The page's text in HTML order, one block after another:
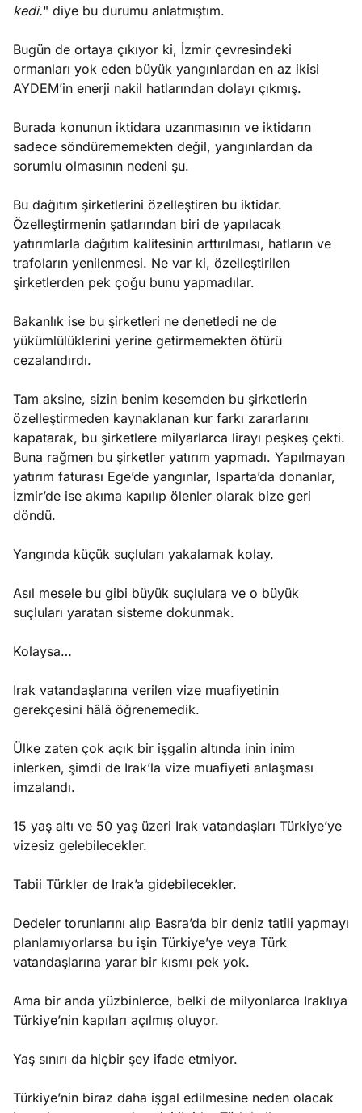
kedi." diye bu durumu anlatmıştım.
Bugün de ortaya çıkıyor ki, İzmir çevresindeki
ormanları yok eden büyük yangınlardan en az ikisi
AYDEM’in enerji nakil hatlarından dolayı çıkmış.
Burada konunun iktidara uzanmasının ve iktidarın
sadece söndürememekten değil, yangınlardan da
sorumlu olmasının nedeni şu.
Bu dağıtım şirketlerini özelleştiren bu iktidar.
Özelleştirmenin şatlarından biri de yapılacak
yatırımlarla dağıtım kalitesinin arttırılması, hatların ve
trafoların yenilenmesi. Ne var ki, özelleştirilen
şirketlerden pek çoğu bunu yapmadılar.
Bakanlık ise bu şirketleri ne denetledi ne de
yükümlülüklerini yerine getirmemekten ötürü
cezalandırdı.
Tam aksine, sizin benim kesemden bu şirketlerin
özelleştirmeden kaynaklanan kur farkı zararlarını
kapatarak, bu şirketlere milyarlarca lirayı peşkeş çekti.
Buna rağmen bu şirketler yatırım yapmadı. Yapılmayan
yatırım faturası Ege’de yangınlar, Isparta’da donanlar,
İzmir’de ise akıma kapılıp ölenler olarak bize geri
döndü.
Yangında küçük suçluları yakalamak kolay.
Asıl mesele bu gibi büyük suçlulara ve o büyük
suçluları yaratan sisteme dokunmak.
Kolaysa…
Irak vatandaşlarına verilen vize muafiyetinin
gerekçesini hâlâ öğrenemedik.
Ülke zaten çok açık bir işgalin altında inin inim
inlerken, şimdi de Irak’la vize muafiyeti anlaşması
imzalandı.
15 yaş altı ve 50 yaş üzeri Irak vatandaşları Türkiye’ye
vizesiz gelebilecekler.
Tabii Türkler de Irak’a gidebilecekler.
Dedeler torunlarını alıp Basra’da bir deniz tatili yapmayı
planlamıyorlarsa bu işin Türkiye’ye veya Türk
vatandaşlarına yarar bir kısmı pek yok.
Ama bir anda yüzbinlerce, belki de milyonlarca Iraklıya
Türkiye’nin kapıları açılmış oluyor.
Yaş sınırı da hiçbir şey ifade etmiyor.
Türkiye’nin biraz daha işgal edilmesine neden olacak